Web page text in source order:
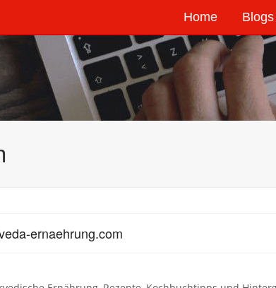
Home
ernaehrung.com